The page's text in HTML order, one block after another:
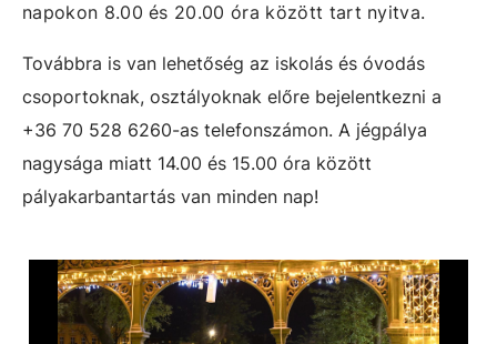
napokon 8.00 és 20.00 óra között tart nyitva.
Továbbra is van lehetőség az iskolás és óvodás
csoportoknak, osztályoknak előre bejelentkezni a
+36 70 528 6260-as telefonszámon. A jégpálya
nagysága miatt 14.00 és 15.00 óra között
pályakarbantartás van minden nap!